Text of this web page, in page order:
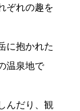
ぞれの趣を
に抱かれた
温泉地で
んだり、観